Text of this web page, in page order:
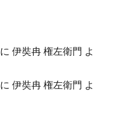
に伊奘冉 権左衛門 よ
に伊奘冉 権左衛門 よ